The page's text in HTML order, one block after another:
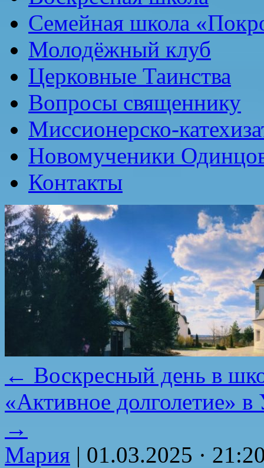
Семейная школа
Молодёжный клуб
Церковные Таинства
Вопросы священнику
Миссионерско-
Новомученики
Контакты
← Воскресный день в
«Активное долголетие»
→
Мария | 01.03.2025 ·